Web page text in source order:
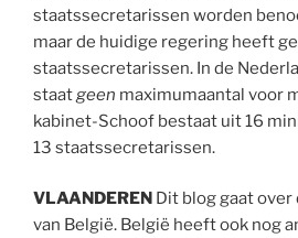
staatssecretarissen worden
maar de huidige regering heeft
staatssecretarissen. In de
staatgeen maximumaantal voor
kabinet-Schoof bestaat uit 16
13 staatssecretarissen.
VLAANDEREN Dit blog gaat over
van België. België heeft ook nog